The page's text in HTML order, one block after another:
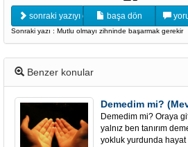
sonraki yazıyı oku başa dön
Sonraki yazı : Mutlu olmayı zihninde başarmak gerekir
Benzer konular
Demedim mi?
Demedim mi? Oraya
yalnız ben tanırım
yokluk yurdunda